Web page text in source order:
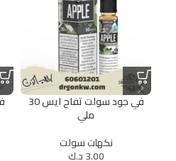
في جود سولت تفاح ايس 30
ملي
نكهات سولت
3.00د.ك